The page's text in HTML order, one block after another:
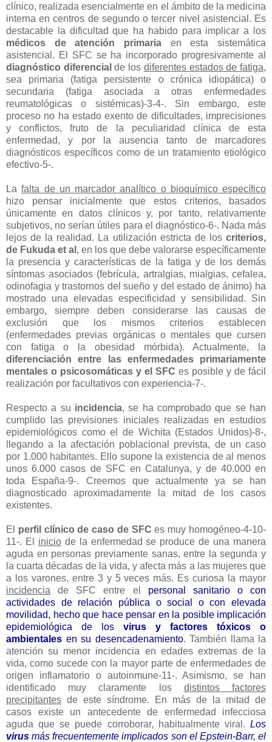
clínico, realizada esencialmente en el ámbito de la medicina
interna en centros de segundo o tercer nivel asistencial. Es
destacable la dificultad que ha habido para implicar a los
médicos de atención primaria en esta sistemática
asistencial. El SFC se ha incorporado progresivamente al
diagnóstico diferencial de los diferentes estados de fatiga,
sea primaria (fatiga persistente o crónica idiopática) o
secundaria (fatiga asociada a otras enfermedades
reumatológicas o sistémicas)-3-4-. Sin embargo, este
proceso no ha estado exento de dificultades, imprecisiones
y conflictos, fruto de la peculiaridad clínica de esta
enfermedad, y por la ausencia tanto de marcadores
diagnósticos específicos como de un tratamiento etiológico
efectivo-5-.
Lafalta de un marcador analítico o bioquímico específico
hizo pensar inicialmente que estos criterios, basados
únicamente en datos clínicos y, por tanto, relativamente
subjetivos, no serían útiles para el diagnóstico-6-. Nada más
lejos de la realidad. La utilización estricta de los criterios,
de Fukuda et al , en los que debe valorarse específicamente
la presencia y características de la fatiga y de los demás
síntomas asociados (febrícula, artralgias, mialgias, cefalea,
odinofagia y trastornos del sueño y del estado de ánimo) ha
mostrado una elevadas especificidad y sensibilidad. Sin
embargo, siempre deben considerarse las causas de
exclusión que los mismos criterios establecen
(enfermedades previas orgánicas o mentales que cursen
con fatiga o la obesidad mórbida). Actualmente, la
diferenciación entre las enfermedades primariamente
mentales o psicosomáticas y el SFC es posible y de fácil
realización por facultativos con experiencia-7-.
Respecto a su incidencia, se ha comprobado que se han
cumplido las previsiones iniciales realizadas en estudios
epidemiológicos como el de Wichita (Estados Unidos)-8-,
llegando a la afectación poblacional prevista, de un caso
por 1.000 habitantes. Ello supone la existencia de al menos
unos 6.000 casos de SFC en Catalunya, y de 40.000 en
toda España-9-. Creemos que actualmente ya se han
diagnosticado aproximadamente la mitad de los casos
existentes.
El perfil clínico de caso de SFC es muy homogéneo-4-10-
11-. El iniciode la enfermedad se produce de una manera
aguda en personas previamente sanas, entre la segunda y
la cuarta décadas de la vida, y afecta más a las mujeres que
a los varones, entre 3 y 5 veces más. Es curiosa la mayor
incidencia de SFC entre el personal sanitario o con
actividades de relación pública o social o con elevada
movilidad, hecho que hace pensar en la posible implicación
epidemiológica de los virus y factores tóxicos o
ambientales en su desencadenamiento. También llama la
atención su menor incidencia en edades extremas de la
vida, como sucede con la mayor parte de enfermedades de
origen inflamatorio o autoinmune-11-. Asimismo, se han
identificado muy claramente los distintos factores
precipitantes de este síndrome. En más de la mitad de
casos existe un antecedente de enfermedad infecciosa
aguda que se puede corroborar, habitualmente viral. Los
virus más frecuentemente implicados son el Epstein-Barr, el